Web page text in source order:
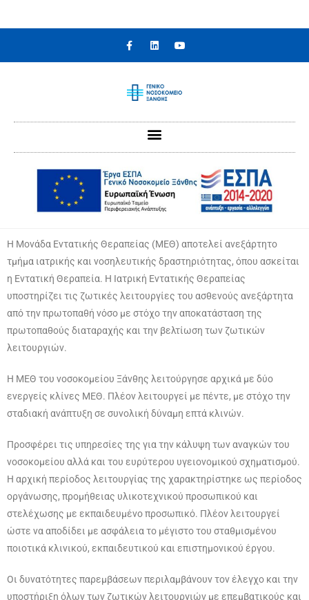
Η Μονάδα Εντατικής Θεραπείας (ΜΕΘ) αποτελεί ανεξάρτητο
τμήμα ιατρικής και νοσηλευτικής δραστηριότητας, όπου ασκείται
η Εντατική Θεραπεία. Η Ιατρική Εντατικής Θεραπείας
υποστηρίζει τις ζωτικές λειτουργίες του ασθενούς ανεξάρτητα
από την πρωτοπαθή νόσο με στόχο την αποκατάσταση της
πρωτοπαθούς διαταραχής και την βελτίωση των ζωτικών
λειτουργιών.
Η ΜΕΘ του νοσοκομείου Ξάνθης λειτούργησε αρχικά με δύο
ενεργείς κλίνες ΜΕΘ. Πλέον λειτουργεί με πέντε, με στόχο την
σταδιακή ανάπτυξη σε συνολική δύναμη επτά κλινών.
Προσφέρει τις υπηρεσίες της για την κάλυψη των αναγκών του
νοσοκομείου αλλά και του ευρύτερου υγειονομικού σχηματισμού.
Η αρχική περίοδος λειτουργίας της χαρακτηρίστηκε ως περίοδος
οργάνωσης, προμήθειας υλικοτεχνικού προσωπικού και
στελέχωσης με εκπαιδευμένο προσωπικό. Πλέον λειτουργεί
ώστε να αποδίδει με ασφάλεια το μέγιστο του σταθμισμένου
ποιοτικά κλινικού, εκπαιδευτικού και επιστημονικού έργου.
Οι δυνατότητες παρεμβάσεων περιλαμβάνουν τον έλεγχο και την
υποστήριξη όλων των ζωτικών λειτουργιών με επεμβατικούς και